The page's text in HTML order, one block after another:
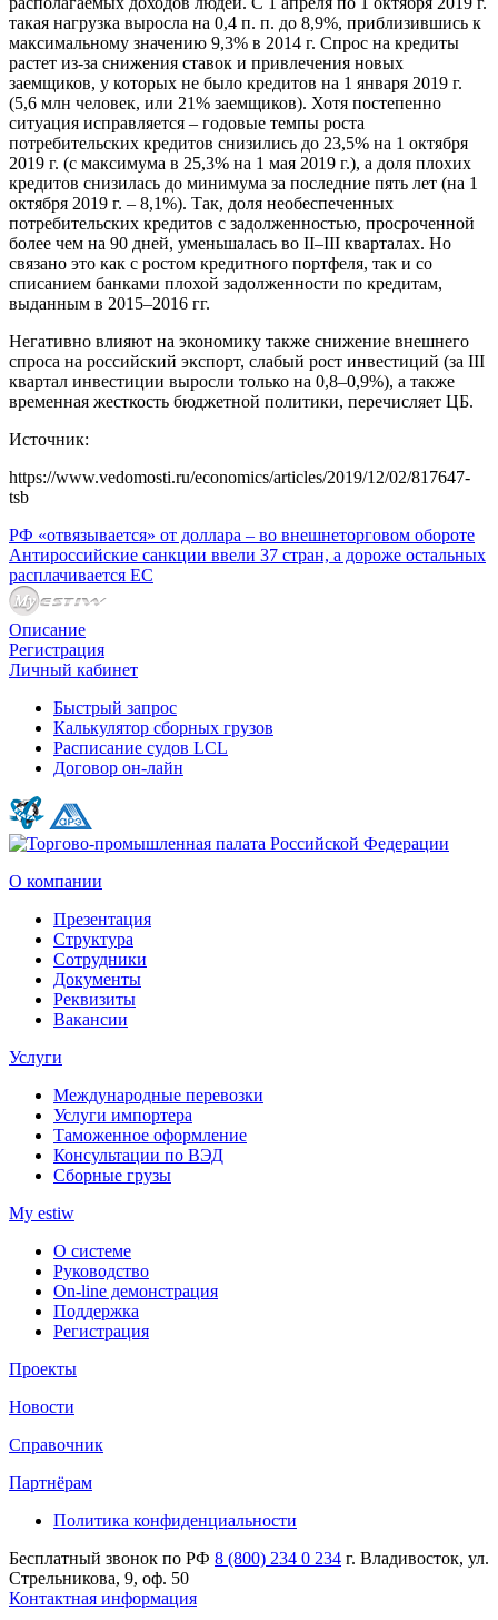
такая нагрузка выросла на 0,4 п. п. до 8,9%, приблизившись к
максимальному значению 9,3% в 2014 г. Спрос на кредиты
растет из-за снижения ставок и привлечения новых
заемщиков, у которых не было кредитов на 1 января 2019 г.
(5,6 млн человек, или 21% заемщиков). Хотя постепенно
ситуация исправляется – годовые темпы роста
потребительских кредитов снизились до 23,5% на 1 октября
2019 г. (с максимума в 25,3% на 1 мая 2019 г.), а доля плохих
кредитов снизилась до минимума за последние пять лет (на 1
октября 2019 г. – 8,1%). Так, доля необеспеченных
потребительских кредитов с задолженностью, просроченной
более чем на 90 дней, уменьшалась во II–III кварталах. Но
связано это как с ростом кредитного портфеля, так и со
списанием банками плохой задолженности по кредитам,
выданным в 2015–2016 гг.
Негативно влияют на экономику также снижение внешнего
спроса на российский экспорт, слабый рост инвестиций (за III
квартал инвестиции выросли только на 0,8–0,9%), а также
временная жесткость бюджетной политики, перечисляет ЦБ.
Источник:
https://www.vedomosti.ru/economics/articles/2019/12/02/817647-
tsb
РФ «отвязывается» от доллара – во внешнеторговом обороте
Антироссийские санкции ввели 37 стран, а дороже остальных
расплачивается ЕС
Описание
Регистрация
Личный кабинет
Быстрый запрос
Калькулятор сборных грузов
Расписание судов LCL
Договор он-лайн
О компании
Презентация
Структура
Сотрудники
Документы
Реквизиты
Вакансии
Услуги
Международные перевозки
Услуги импортера
Таможенное оформление
Консультации по ВЭД
Сборные грузы
My estiw
О системе
Руководство
On-line демонстрация
Поддержка
Регистрация
Проекты
Новости
Справочник
Партнёрам
Политика конфиденциальности
Бесплатный звонок по РФ 8 (800) 234 0 234 г. Владивосток, ул.
Стрельникова, 9, оф. 50
Контактная информация